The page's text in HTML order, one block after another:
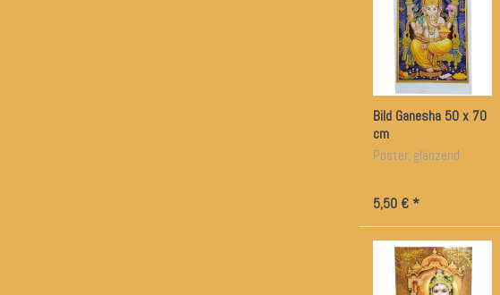
Bild Ganesha 50 x 70
cm
Poster, glänzend
5,50 € *